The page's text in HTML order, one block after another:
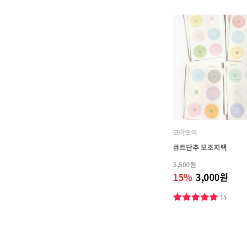
모이또이
큐트단추 모조지팩
3,500원
15% 3,000원
15